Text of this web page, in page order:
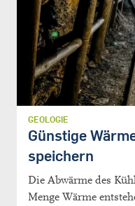
GEOLOGIE
Günstige
speichern
Die Abwärme des
Menge Wärme